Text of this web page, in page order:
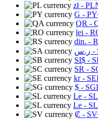
zł-
G -
QR -
lei -
din. -
ر.س -
SI$ -
SR -
kr-
$ -
Le -
Le -
₡ -